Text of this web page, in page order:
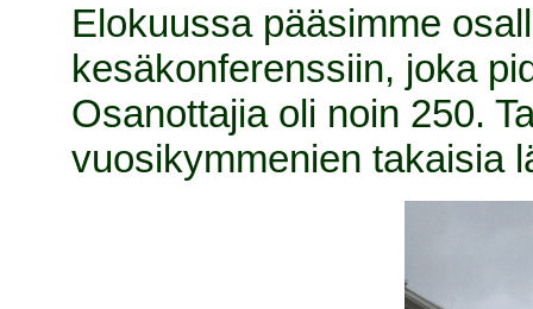
Elokuussa pääsimme
kesäkonferenssiin, joka
Osanottajia oli noin 250.
vuosikymmenien takaisia